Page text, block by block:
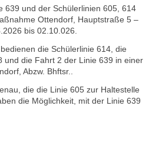
639 und der Schülerlinien 605, 614
Ottendorf, Hauptstraße 5 –
bis 02.10.026.
die Schülerlinie 614, die
und die Fahrt 2 der Linie 639 in einer
Abzw. Bhftsr..
die die Linie 605 zur Haltestelle
die Möglichkeit, mit der Linie 639